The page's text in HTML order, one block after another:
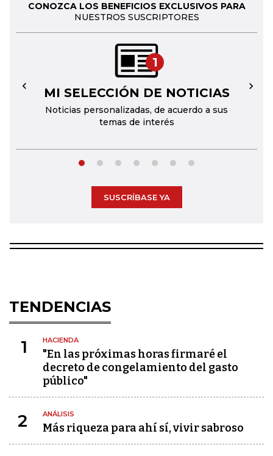
CONOZCA LOS BENEFICIOS EXCLUSIVOS PARA
NUESTROS SUSCRIPTORES
1
MI SELECCIÓN DE NOTICIAS
Noticias personalizadas, de acuerdo a sus
temas de interés
← →
SUSCRÍBASE YA
TENDENCIAS
1 HACIENDA
"En las próximas horas firmaré el
decreto de congelamiento del gasto
público"
2 ANÁLISIS
Más riqueza para ahí sí, vivir sabroso